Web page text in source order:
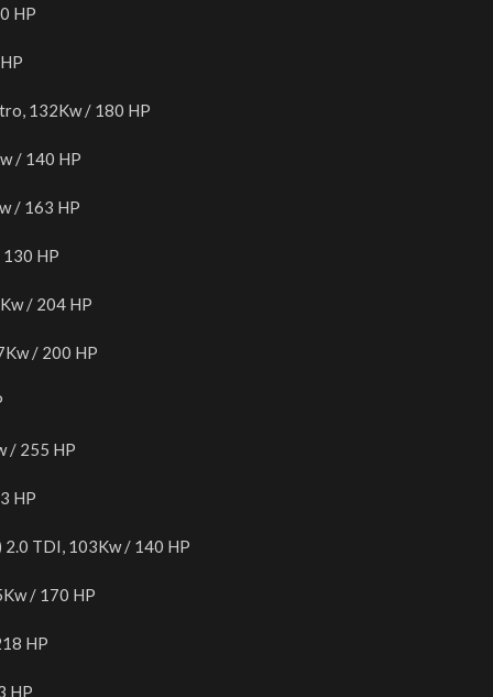
HP
132Kw / 180 HP
/ 140 HP
/ 163 HP
130 HP
/ 204 HP
/ 200 HP
/ 255 HP
HP
2.0 TDI, 103Kw / 140 HP
/ 170 HP
HP
HP